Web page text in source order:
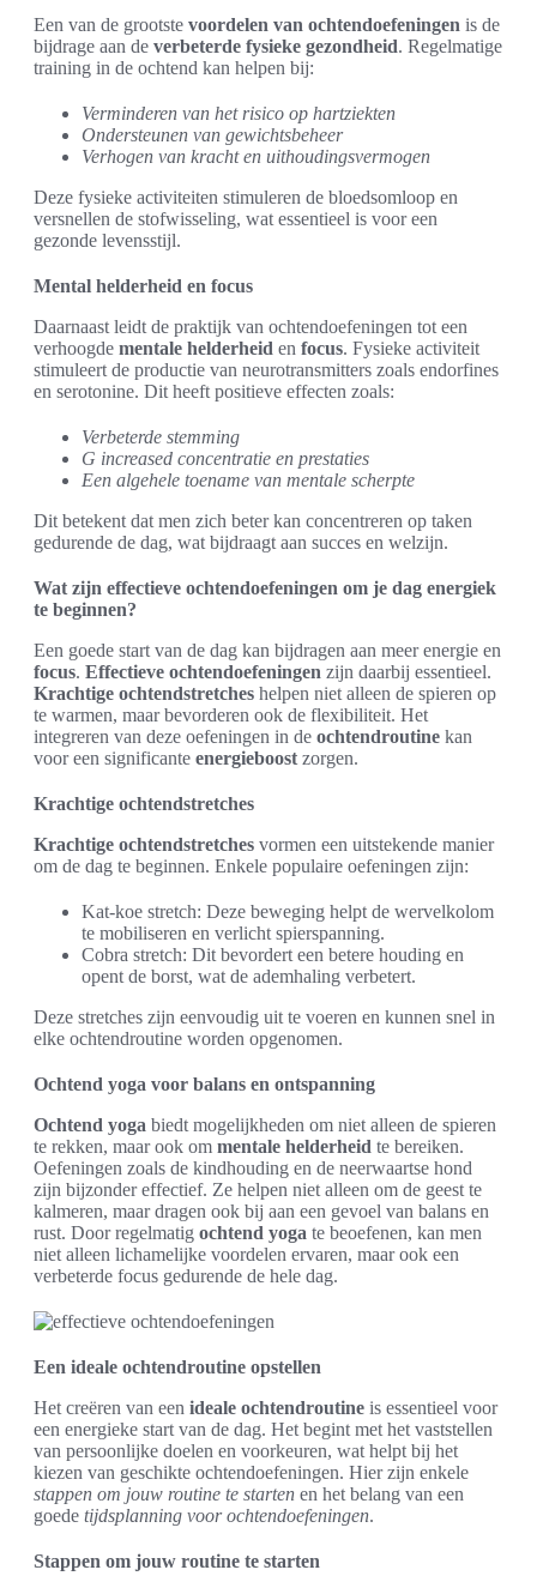
Een van de grootste voordelen van ochtendoefeningen is de
bijdrage aan de verbeterde fysieke gezondheid. Regelmatige
training in de ochtend kan helpen bij:
Verminderen van het risico op hartziekten
Ondersteunen van gewichtsbeheer
Verhogen van kracht en uithoudingsvermogen
Deze fysieke activiteiten stimuleren de bloedsomloop en
versnellen de stofwisseling, wat essentieel is voor een
gezonde levensstijl.
Mental helderheid en focus
Daarnaast leidt de praktijk van ochtendoefeningen tot een
verhoogde mentale helderheid en focus. Fysieke activiteit
stimuleert de productie van neurotransmitters zoals endorfines
en serotonine. Dit heeft positieve effecten zoals:
Verbeterde stemming
G increased concentratie en prestaties
Een algehele toename van mentale scherpte
Dit betekent dat men zich beter kan concentreren op taken
gedurende de dag, wat bijdraagt aan succes en welzijn.
Wat zijn effectieve ochtendoefeningen om je dag energiek
te beginnen?
Een goede start van de dag kan bijdragen aan meer energie en
focus. Effectieve ochtendoefeningen zijn daarbij essentieel.
Krachtige ochtendstretches helpen niet alleen de spieren op
te warmen, maar bevorderen ook de flexibiliteit. Het
integreren van deze oefeningen in de ochtendroutine kan
voor een significante energieboost zorgen.
Krachtige ochtendstretches
Krachtige ochtendstretches vormen een uitstekende manier
om de dag te beginnen. Enkele populaire oefeningen zijn:
Kat-koe stretch: Deze beweging helpt de wervelkolom
te mobiliseren en verlicht spierspanning.
Cobra stretch: Dit bevordert een betere houding en
opent de borst, wat de ademhaling verbetert.
Deze stretches zijn eenvoudig uit te voeren en kunnen snel in
elke ochtendroutine worden opgenomen.
Ochtend yoga voor balans en ontspanning
Ochtend yoga biedt mogelijkheden om niet alleen de spieren
te rekken, maar ook om mentale helderheid te bereiken.
Oefeningen zoals de kindhouding en de neerwaartse hond
zijn bijzonder effectief. Ze helpen niet alleen om de geest te
kalmeren, maar dragen ook bij aan een gevoel van balans en
rust. Door regelmatig ochtend yoga te beoefenen, kan men
niet alleen lichamelijke voordelen ervaren, maar ook een
verbeterde focus gedurende de hele dag.
Een ideale ochtendroutine opstellen
Het creëren van een ideale ochtendroutine is essentieel voor
een energieke start van de dag. Het begint met het vaststellen
van persoonlijke doelen en voorkeuren, wat helpt bij het
kiezen van geschikte ochtendoefeningen. Hier zijn enkele
stappen om jouw routine te starten en het belang van een
goede tijdsplanning voor ochtendoefeningen.
Stappen om jouw routine te starten